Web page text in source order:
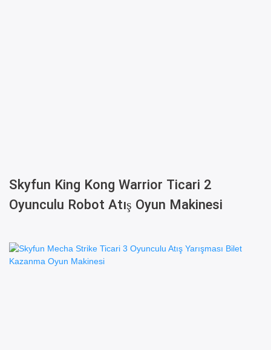
Skyfun King Kong Warrior Ticari 2
Oyunculu Robot Atış Oyun Makinesi